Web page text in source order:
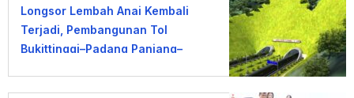
Longsor Lembah Anai Kembali
Terjadi, Pembangunan Tol
Bukittinggi–Padang Panjang–